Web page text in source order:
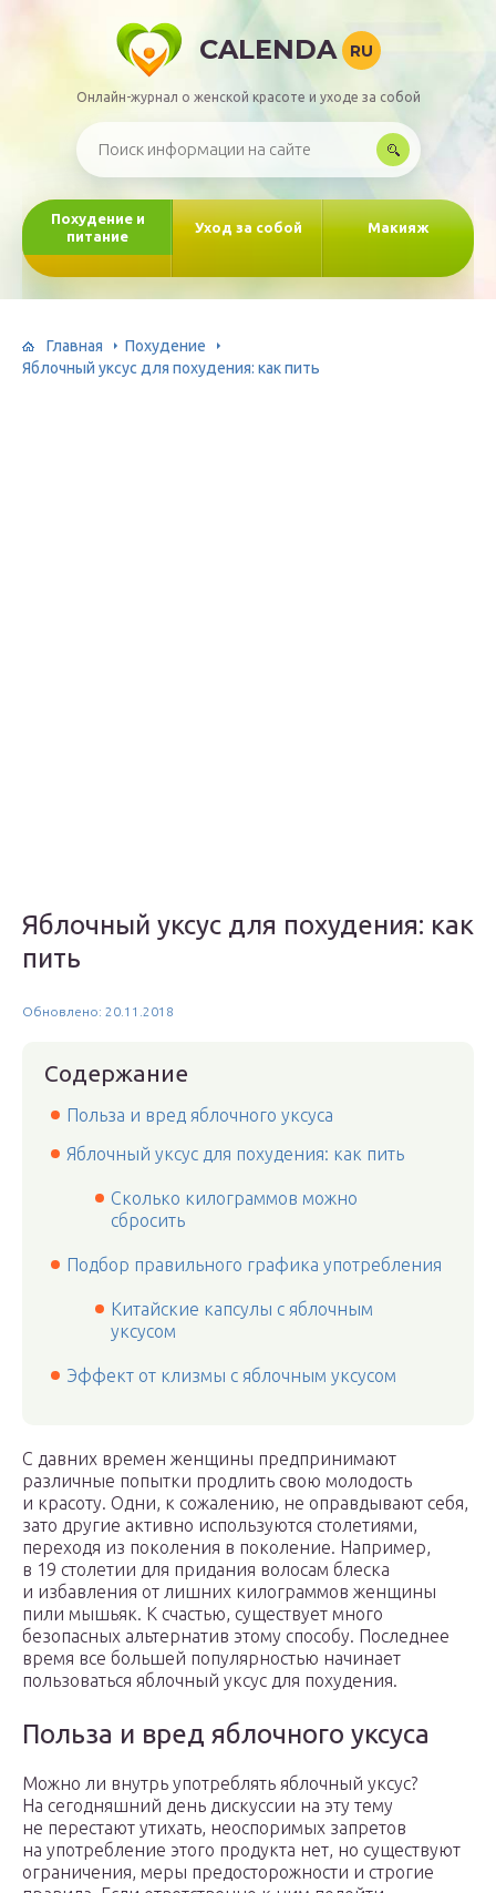
CALENDA RU
Онлайн-журнал о женской красоте и уходе за собой
Похудение и
питание
Уход за собой Макияж
Главная
Похудение
Яблочный уксус для похудения: как пить
Яблочный уксус для похудения: как
пить
Обновлено: 20.11.2018
Содержание
Польза и вред яблочного уксуса
Яблочный уксус для похудения: как пить
Сколько килограммов можно
сбросить
Подбор правильного графика употребления
Китайские капсулы с яблочным
уксусом
Эффект от клизмы с яблочным уксусом
С давних времен женщины предпринимают
различные попытки продлить свою молодость
и красоту. Одни, к сожалению, не оправдывают себя,
зато другие активно используются столетиями,
переходя из поколения в поколение. Например,
в 19 столетии для придания волосам блеска
и избавления от лишних килограммов женщины
пили мышьяк. К счастью, существует много
безопасных альтернатив этому способу. Последнее
время все большей популярностью начинает
пользоваться яблочный уксус для похудения.
Польза и вред яблочного уксуса
Можно ли внутрь употреблять яблочный уксус?
На сегодняшний день дискуссии на эту тему
не перестают утихать, неоспоримых запретов
на употребление этого продукта нет, но существуют
ограничения, меры предосторожности и строгие